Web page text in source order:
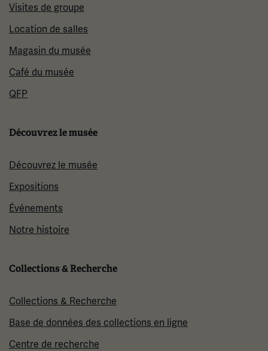
Visites de groupe
Location de salles
Magasin du musée
Café du musée
QFP
Découvrez le musée
Découvrez le musée
Expositions
Événements
Notre histoire
Collections & Recherche
Collections & Recherche
Base de données des collections en ligne
Centre de recherche